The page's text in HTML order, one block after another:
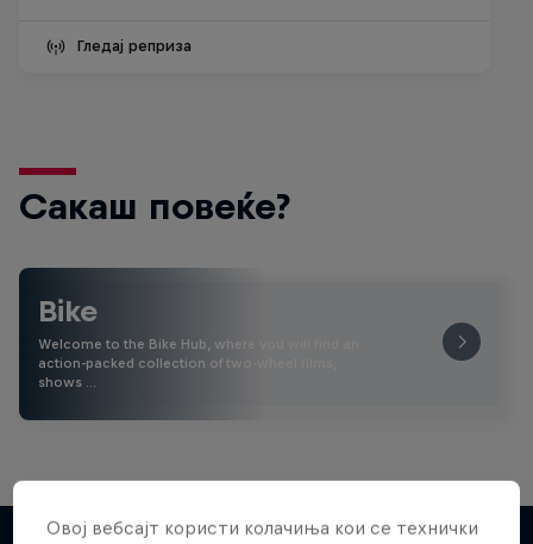
Гледај реприза
Сакаш повеќе?
Bike
Welcome to the Bike Hub, where you will find an
action-packed collection of two-wheel films,
shows …
Овој вебсајт користи колачиња кои се технички